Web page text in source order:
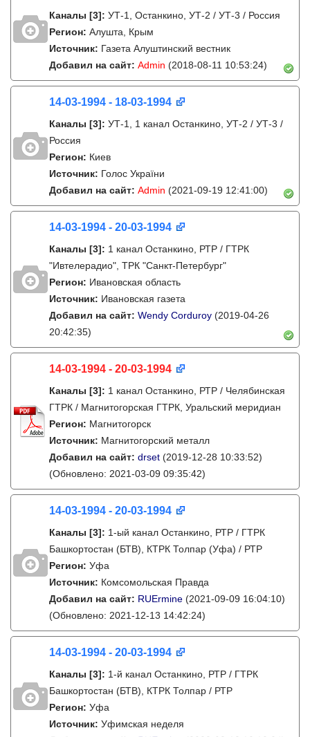
Каналы [3]: УТ-1, Останкино, УТ-2 / УТ-3 / Россия
Регион: Алушта, Крым
Источник: Газета Алуштинский вестник
Добавил на сайт: Admin (2018-08-11 10:53:24)
14-03-1994 - 18-03-1994
Каналы [3]: УТ-1, 1 канал Останкино, УТ-2 / УТ-3 /
Россия
Регион: Киев
Источник: Голос України
Добавил на сайт: Admin (2021-09-19 12:41:00)
14-03-1994 - 20-03-1994
Каналы [3]: 1 канал Останкино, РТР / ГТРК
"Ивтелерадио", ТРК "Санкт-Петербург"
Регион: Ивановская область
Источник: Ивановская газета
Добавил на сайт: Wendy Corduroy (2019-04-26
20:42:35)
14-03-1994 - 20-03-1994
Каналы [3]: 1 канал Останкино, РТР / Челябинская
ГТРК / Магнитогорская ГТРК, Уральский меридиан
Регион: Магнитогорск
Источник: Магнитогорский металл
Добавил на сайт: drset (2019-12-28 10:33:52)
(Обновлено: 2021-03-09 09:35:42)
14-03-1994 - 20-03-1994
Каналы [3]: 1-ый канал Останкино, РТР / ГТРК
Башкортостан (БТВ), КТРК Толпар (Уфа) / РТР
Регион: Уфа
Источник: Комсомольская Правда
Добавил на сайт: RUErmine (2021-09-09 16:04:10)
(Обновлено: 2021-12-13 14:42:24)
14-03-1994 - 20-03-1994
Каналы [3]: 1-й канал Останкино, РТР / ГТРК
Башкортостан (БТВ), КТРК Толпар / РТР
Регион: Уфа
Источник: Уфимская неделя